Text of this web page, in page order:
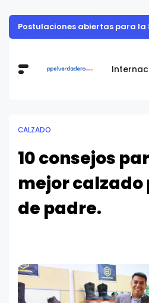
CALZADO
10 consejos
mejor calzado
de padre.